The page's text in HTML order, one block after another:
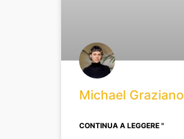
Michael Graziano
CONTINUA A LEGGERE "